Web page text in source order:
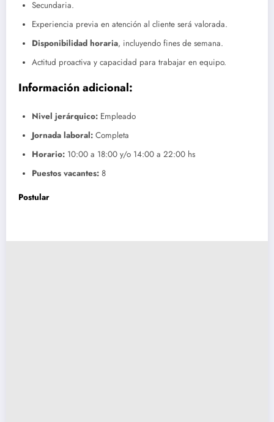
Secundaria.
Experiencia previa en atención al cliente será valorada.
Disponibilidad horaria, incluyendo fines de semana.
Actitud proactiva y capacidad para trabajar en equipo.
Información adicional:
Nivel jerárquico: Empleado
Jornada laboral: Completa
Horario: 10:00 a 18:00 y/o 14:00 a 22:00 hs
Puestos vacantes: 8
Postular